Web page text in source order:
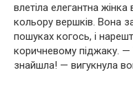
влетіла елегантна
кольору вершків. Вона
пошуках когось, і
коричневому піджаку. —
знайшла! — вигукнула